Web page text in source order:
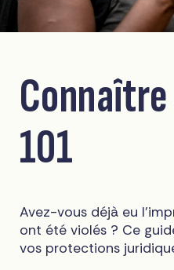
101
Avez-vous déjà eu
ont été violés ? Ce
vos protections